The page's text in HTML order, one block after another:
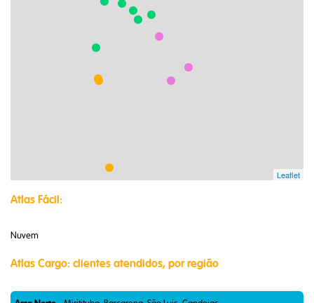
Leaflet
Atlas Fácil:
Nuvem
Atlas Cargo: clientes atendidos, por região